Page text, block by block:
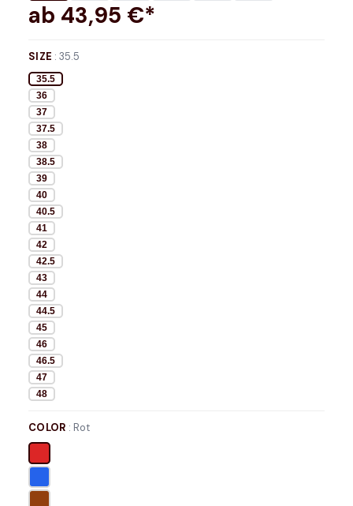
ab 43,95 €*
SIZE :35.5
35.5
36
37
37.5
38
38.5
39
40
40.5
41
42
42.5
43
44
44.5
45
46
46.5
47
48
COLOR : Rot